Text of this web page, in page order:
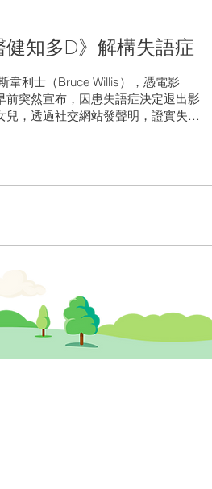
健知多D》解構失語症
韋利士（Bruce Willis），憑電影
前突然宣布，因患失語症決定退出影
，透過社交網站發聲明，證實失語
握黃金期 1:37 言語治療 | 耐心與時